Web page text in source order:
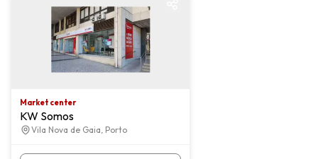
Market center
KW Somos
Vila Nova de Gaia, Porto